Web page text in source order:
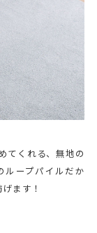
てくれる、無地の
ループパイルだか
ます！